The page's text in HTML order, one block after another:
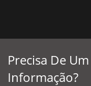
Precisa De
Informação?